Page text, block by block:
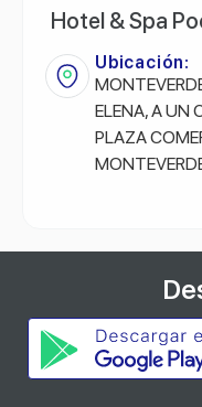
Hotel & Spa
Ubicación:
ELENA, A UN
PLAZA